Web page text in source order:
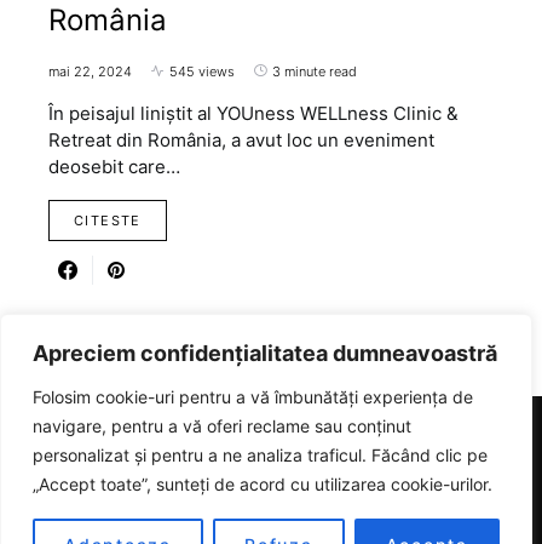
Apreciem confidențialitatea dumneavoastră
Folosim cookie-uri pentru a vă îmbunătăți experiența de
navigare, pentru a vă oferi reclame sau conținut
personalizat și pentru a ne analiza traficul. Făcând clic pe
„Accept toate”, sunteți de acord cu utilizarea cookie-urilor.
România
mai 22, 2024 545 views 3 minute read
În peisajul liniștit al YOUness WELLness Clinic &
Retreat din România, a avut loc un eveniment
deosebit care…
CITESTE
RICARTER
Designed & Developed bySmartSeoPack.com